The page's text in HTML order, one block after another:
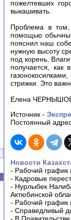
пожелтевших
выкашивать.
Проблема в
помощью
пояснил наш
нужную высоту
под корень.
получается, как
стрижки. Это
Елена
Источник -
Постоянный
Новости
- Рабочий график
- Кадровые
- Нурлыбек
Актюбинской
- Рабочий график
- Справедливый